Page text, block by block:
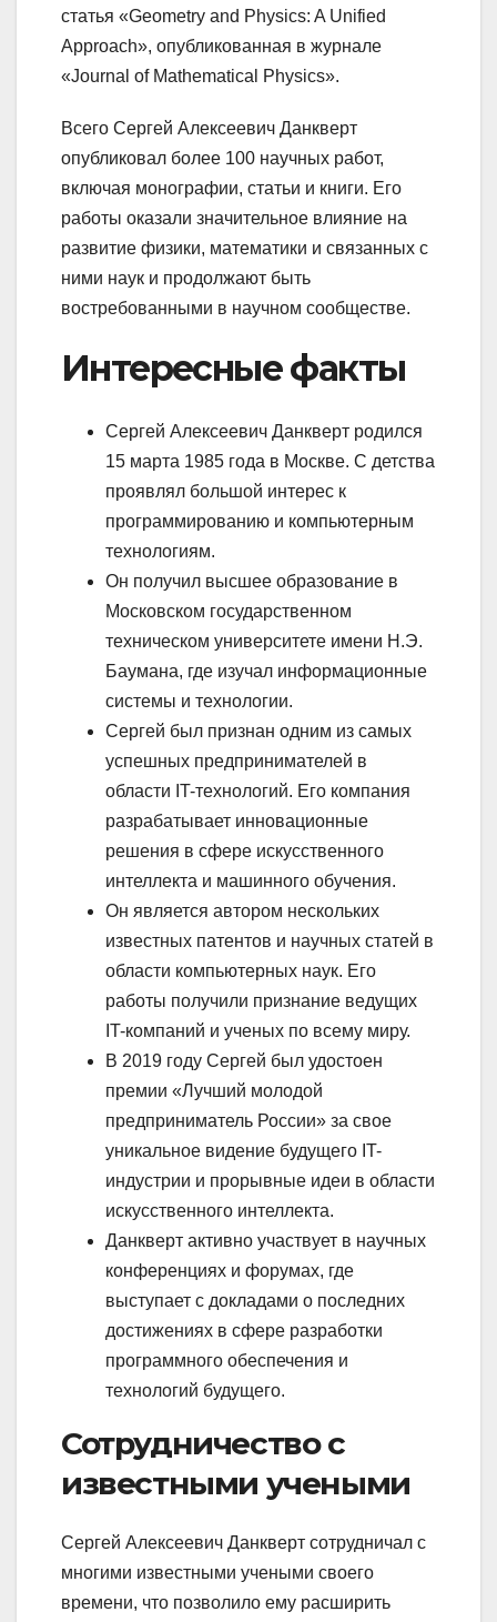
статья «Geometry and Physics: A Unified
Approach», опубликованная в журнале
«Journal of Mathematical Physics».
Всего Сергей Алексеевич Данкверт
опубликовал более 100 научных работ,
включая монографии, статьи и книги. Его
работы оказали значительное влияние на
развитие физики, математики и связанных с
ними наук и продолжают быть
востребованными в научном сообществе.
Интересные факты
Сергей Алексеевич Данкверт родился
15 марта 1985 года в Москве. С детства
проявлял большой интерес к
программированию и компьютерным
технологиям.
Он получил высшее образование в
Московском государственном
техническом университете имени Н.Э.
Баумана, где изучал информационные
системы и технологии.
Сергей был признан одним из самых
успешных предпринимателей в
области IT-технологий. Его компания
разрабатывает инновационные
решения в сфере искусственного
интеллекта и машинного обучения.
Он является автором нескольких
известных патентов и научных статей в
области компьютерных наук. Его
работы получили признание ведущих
IT-компаний и ученых по всему миру.
В 2019 году Сергей был удостоен
премии «Лучший молодой
предприниматель России» за свое
уникальное видение будущего IT-
индустрии и прорывные идеи в области
искусственного интеллекта.
Данкверт активно участвует в научных
конференциях и форумах, где
выступает с докладами о последних
достижениях в сфере разработки
программного обеспечения и
технологий будущего.
Сотрудничество с
известными учеными
Сергей Алексеевич Данкверт сотрудничал с
многими известными учеными своего
времени, что позволило ему расширить